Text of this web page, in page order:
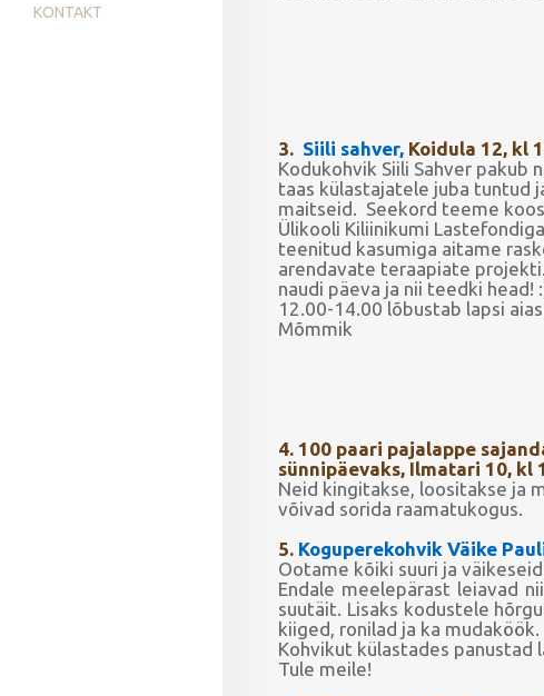
KONTAKT
3. Siili sahver, Koidula 12, kl
Kodukohvik Siili Sahver pakub
taas külastajatele juba tuntud
maitseid. Seekord teeme
Ülikooli Kiliinikumi
teenitud kasumiga aitame
arendavate teraapiate
naudi päeva ja nii teedki head!
12.00-14.00 lõbustab lapsi
Mõmmik
4. 100 paari pajalappe
sünnipäevaks, Ilmatari 10, kl
Neid kingitakse, loositakse ja
võivad sorida raamatukogus.
5. Koguperekohvik Väike
Ootame kõiki suuri ja
Endale meelepärast leiavad
suutäit. Lisaks kodustele
kiiged, ronilad ja ka mudaköök.
Kohvikut külastades panustad
Tule meile!